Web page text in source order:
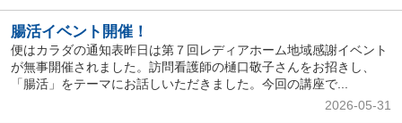
腸活イベント開催！
便はカラダの通知表昨日は第７回レディアホーム地域感謝イベント
が無事開催されました。訪問看護師の樋口敬子さんをお招きし、
「腸活」をテーマにお話しいただきました。今回の講座で...
2026-05-31